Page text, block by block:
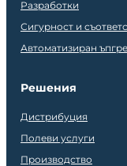
Разработки
Сигурност и
Автоматизиран
Решения
Дистрибуция
Полеви услуги
Производство